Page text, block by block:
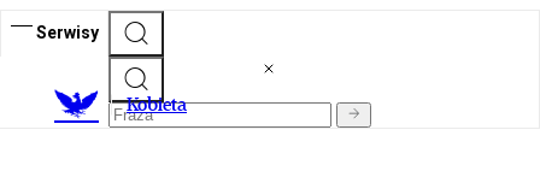
Serwisy
Kobieta